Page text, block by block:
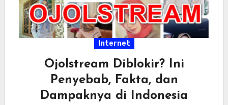
Internet
Ojolstream Diblokir? Ini
Penyebab, Fakta, dan
Dampaknya di Indonesia